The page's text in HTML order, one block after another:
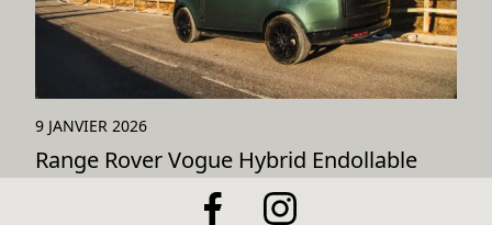
9 JANVIER 2026
Range Rover Vogue Hybrid Endollable